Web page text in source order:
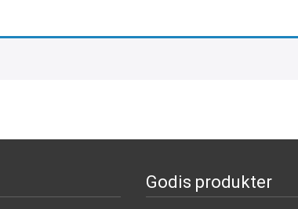
Godis produkter